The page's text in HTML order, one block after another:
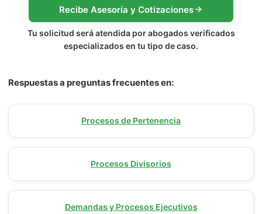
Recibe Asesoría y Cotizaciones
Tu solicitud será atendida por abogados verificados
especializados en tu tipo de caso.
Respuestas a preguntas frecuentes en:
Procesos de Pertenencia
Procesos Divisorios
Demandas y Procesos Ejecutivos